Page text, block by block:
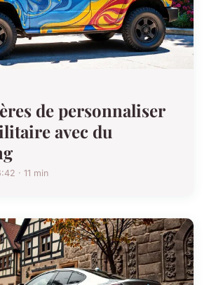
de personnaliser
avec du
· 11 min